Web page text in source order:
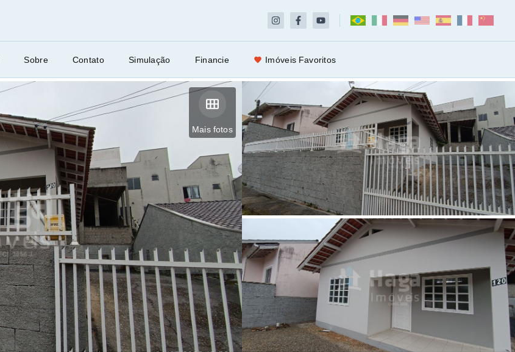
Sobre Contato Simulação Financie Imóveis Favoritos
Mais fotos